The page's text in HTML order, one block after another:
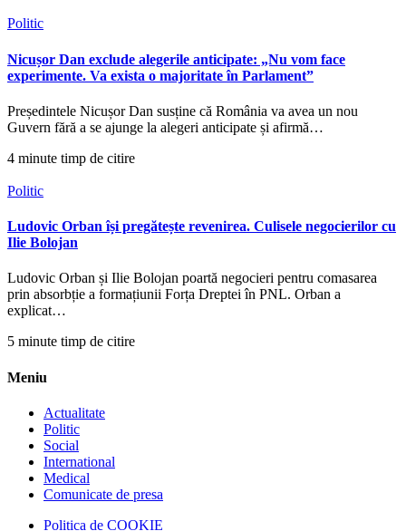
Politic
Nicușor Dan exclude alegerile anticipate: „Nu vom face
experimente. Va exista o majoritate în Parlament”
Președintele Nicușor Dan susține că România va avea un nou
Guvern fără a se ajunge la alegeri anticipate și afirmă…
4 minute timp de citire
Politic
Ludovic Orban își pregătește revenirea. Culisele negocierilor cu
Ilie Bolojan
Ludovic Orban și Ilie Bolojan poartă negocieri pentru comasarea
prin absorbție a formațiunii Forța Dreptei în PNL. Orban a
explicat…
5 minute timp de citire
Meniu
Actualitate
Politic
Social
International
Medical
Comunicate de presa
Politica de COOKIE